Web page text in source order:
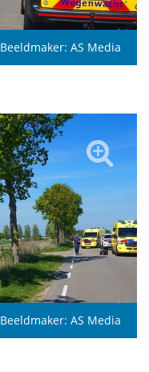
Beeldmaker: AS Media
Beeldmaker: AS Media